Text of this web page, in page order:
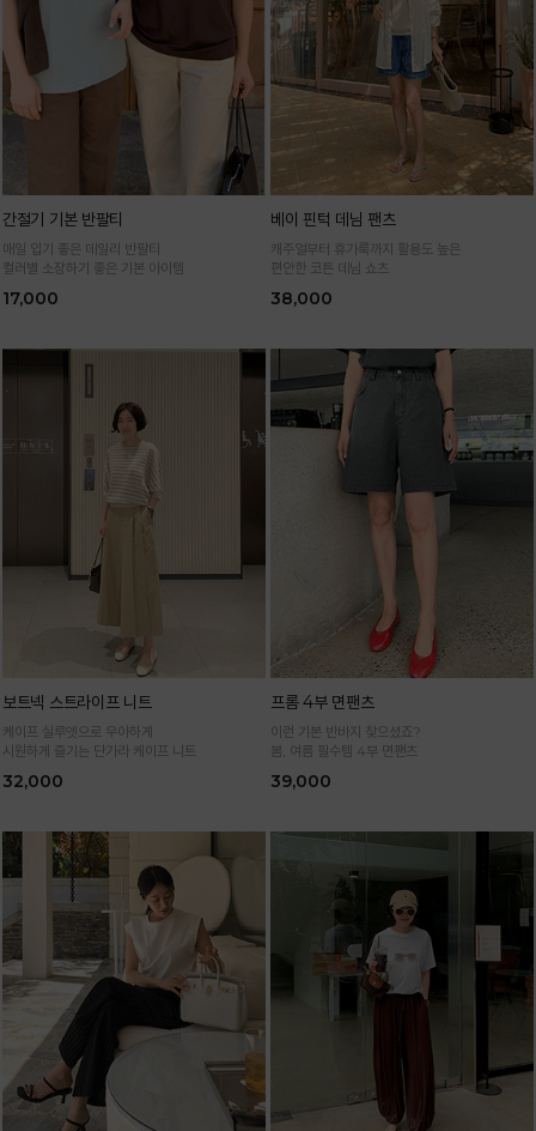
간절기 기본 반팔티
매일 입기 좋은 데일리 반팔티
컬러별 소장하기 좋은 기본 아이템
17,000
베이 핀턱 데님 팬츠
캐주얼부터 휴가룩까지 활용도 높은
편안한 코튼 데님 쇼츠
38,000
보트넥 스트라이프 니트
케이프 실루엣으로 우아하게
시원하게 즐기는 단가라 케이프 니트
32,000
프롬 4부 면팬츠
이런 기본 반바지 찾으셨죠?
봄, 여름 필수템 4부 면팬츠
39,000